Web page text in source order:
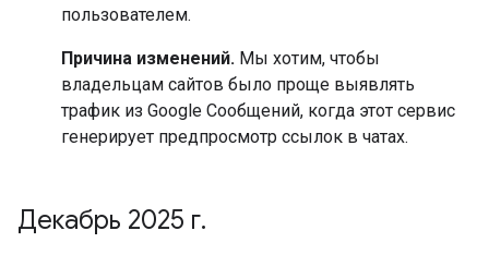
пользователем.
Причина изменений. Мы хотим, чтобы
владельцам сайтов было проще выявлять
трафик из Google Сообщений, когда этот сервис
генерирует предпросмотр ссылок в чатах.
Декабрь 2025 г.